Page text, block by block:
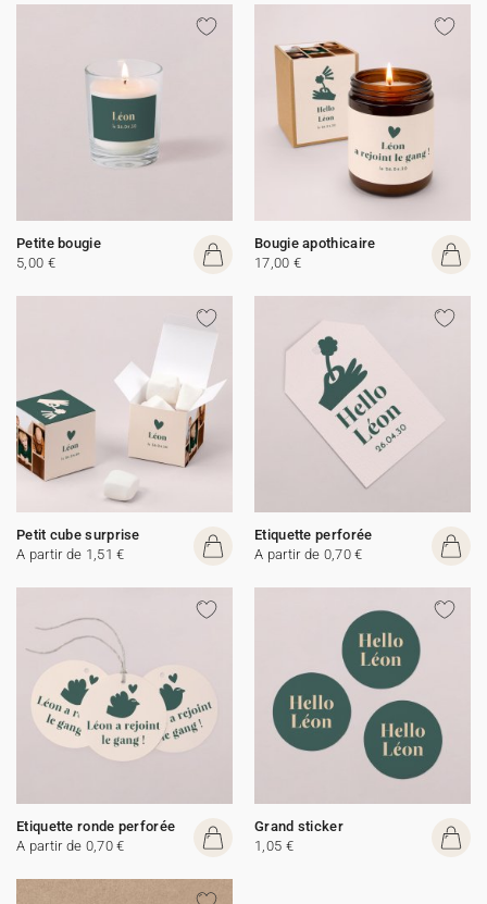
Petite bougie
5,00 €
Bougie apothicaire
17,00 €
Petit cube surprise
A partir de 1,51 €
Etiquette perforée
A partir de 0,70 €
Etiquette ronde perforée
A partir de 0,70 €
Grand sticker
1,05 €